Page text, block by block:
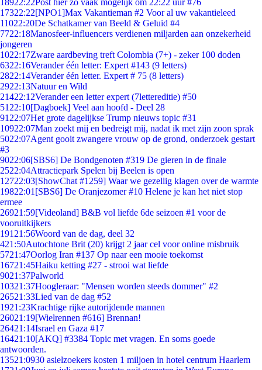
18922:22Post hier zo vaak mogelijk om 22:22 uur #76
17322:22[NPO1]Max Vakantieman #2 Voor al uw vakantieleed
11022:20De Schatkamer van Beeld & Geluid #4
7722:18Manosfeer-influencers verdienen miljarden aan onzekerheid
jongeren
1022:17Zware aardbeving treft Colombia (7+) - zeker 100 doden
6322:16Verander één letter: Expert #143 (9 letters)
2822:14Verander één letter. Expert # 75 (8 letters)
2922:13Natuur en Wild
21422:12Verander een letter expert (7lettereditie) #50
51 22:10[Dagboek] Veel aan hoofd - Deel 28
91 22:07Het grote dagelijkse Trump nieuws topic #31
10922:07Man zoekt mij en bedreigt mij, nadat ik met zijn zoon sprak
5022:07Agent gooit zwangere vrouw op de grond, onderzoek gestart
#3
9022:06[SBS6] De Bondgenoten #319 De gieren in de finale
2522:04Attractiepark Spelen bij Beelen is open
12722:03[ShowChat #1259] Waar we gezellig klagen over de warmte
19822:01 [SBS6] De Oranjezomer #10 Helene je kan het niet stop
ermee
26921:59[Videoland] B&B vol liefde 6de seizoen #1 voor de
vooruitkijkers
191 21:56Woord van de dag, deel 32
421:50Autochtone Brit (20) krijgt 2 jaar cel voor online misbruik
5721:47Oorlog Iran #137 Op naar een mooie toekomst
16721:45Haiku ketting #27 - strooi wat liefde
9021:37Palworld
10321:37Hoogleraar: "Mensen worden steeds dommer" #2
26521:33Lied van de dag #52
1921:23Krachtige rijke autorijdende mannen
26021:19[Wielrennen #616] Brennan!
26421:14Israel en Gaza #17
16421:10[AKQ] #3384 Topic met vragen. En soms goede
antwoorden.
13521:0930 asielzoekers kosten 1 miljoen in hotel centrum Haarlem